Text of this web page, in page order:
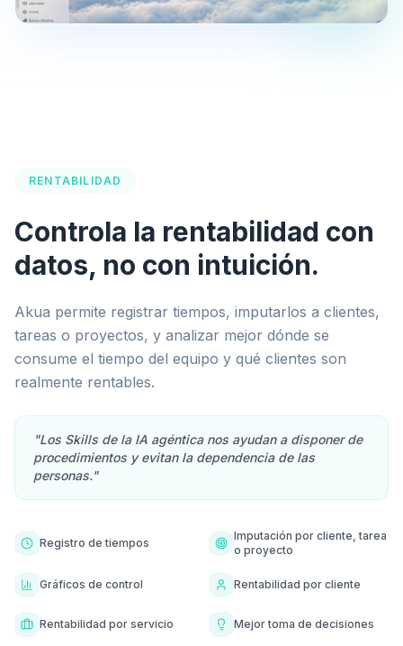
RENTABILIDAD
Controla la rentabilidad con
datos, no con intuición.
Akua permite registrar tiempos, imputarlos a clientes,
tareas o proyectos, y analizar mejor dónde se
consume el tiempo del equipo y qué clientes son
realmente rentables.
"Los Skills de la IA agéntica nos ayudan a disponer de
procedimientos y evitan la dependencia de las
personas."
Registro de tiempos
Imputación por cliente, tarea
o proyecto
Gráficos de control Rentabilidad por cliente
Rentabilidad por servicio Mejor toma de decisiones